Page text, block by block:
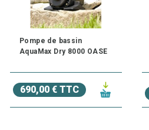
Pompe de bassin
AquaMax Dry 8000 OASE
690,00 € TTC